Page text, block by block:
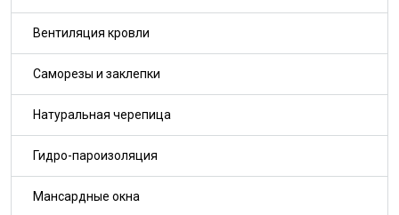
Вентиляция кровли
Саморезы и заклепки
Натуральная черепица
Гидро-пароизоляция
Мансардные окна